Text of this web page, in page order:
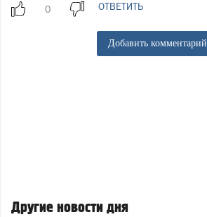
ОТВЕТИТЬ
Добавить комментарий
Другие новости дня